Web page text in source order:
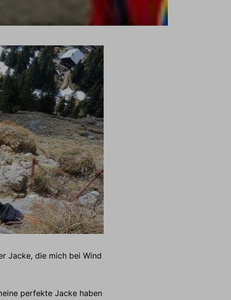
Jacke, die mich bei Wind
perfekte Jacke haben